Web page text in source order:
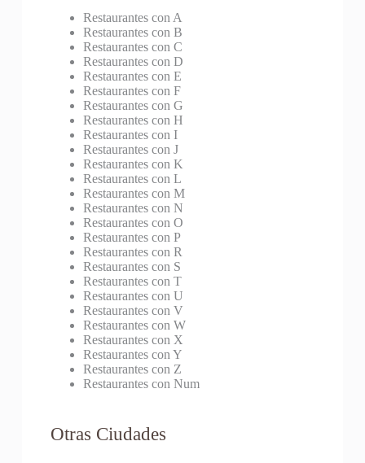
Restaurantes con A
Restaurantes con B
Restaurantes con C
Restaurantes con D
Restaurantes con E
Restaurantes con F
Restaurantes con G
Restaurantes con H
Restaurantes con I
Restaurantes con J
Restaurantes con K
Restaurantes con L
Restaurantes con M
Restaurantes con N
Restaurantes con O
Restaurantes con P
Restaurantes con R
Restaurantes con S
Restaurantes con T
Restaurantes con U
Restaurantes con V
Restaurantes con W
Restaurantes con X
Restaurantes con Y
Restaurantes con Z
Restaurantes con Num
Otras Ciudades